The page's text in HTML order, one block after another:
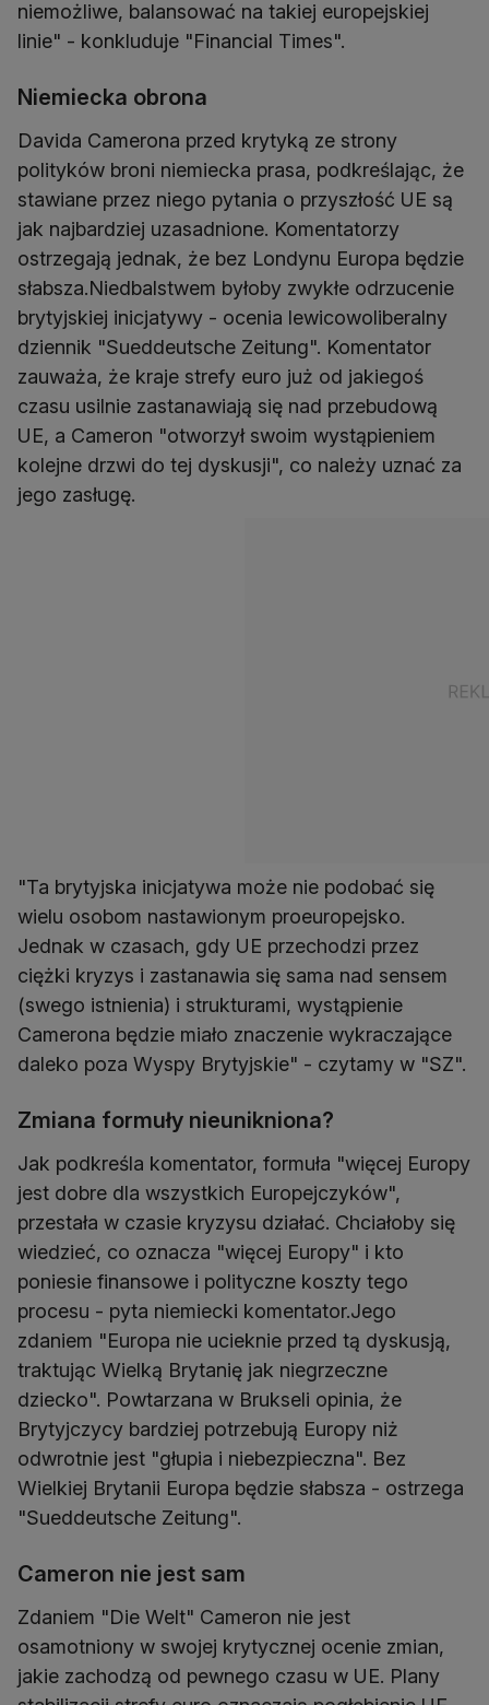
niemożliwe, balansować na takiej europejskiej
linie" - konkluduje "Financial Times".
Niemiecka obrona
Davida Camerona przed krytyką ze strony
polityków broni niemiecka prasa, podkreślając, że
stawiane przez niego pytania o przyszłość UE są
jak najbardziej uzasadnione. Komentatorzy
ostrzegają jednak, że bez Londynu Europa będzie
słabsza.Niedbalstwem byłoby zwykłe odrzucenie
brytyjskiej inicjatywy - ocenia lewicowoliberalny
dziennik "Sueddeutsche Zeitung". Komentator
zauważa, że kraje strefy euro już od jakiegoś
czasu usilnie zastanawiają się nad przebudową
UE, a Cameron "otworzył swoim wystąpieniem
kolejne drzwi do tej dyskusji", co należy uznać za
jego zasługę.
"Ta brytyjska inicjatywa może nie podobać się
wielu osobom nastawionym proeuropejsko.
Jednak w czasach, gdy UE przechodzi przez
ciężki kryzys i zastanawia się sama nad sensem
(swego istnienia) i strukturami, wystąpienie
Camerona będzie miało znaczenie wykraczające
daleko poza Wyspy Brytyjskie" - czytamy w "SZ".
Zmiana formuły nieunikniona?
Jak podkreśla komentator, formuła "więcej Europy
jest dobre dla wszystkich Europejczyków",
przestała w czasie kryzysu działać. Chciałoby się
wiedzieć, co oznacza "więcej Europy" i kto
poniesie finansowe i polityczne koszty tego
procesu - pyta niemiecki komentator.Jego
zdaniem "Europa nie ucieknie przed tą dyskusją,
traktując Wielką Brytanię jak niegrzeczne
dziecko". Powtarzana w Brukseli opinia, że
Brytyjczycy bardziej potrzebują Europy niż
odwrotnie jest "głupia i niebezpieczna". Bez
Wielkiej Brytanii Europa będzie słabsza - ostrzega
"Sueddeutsche Zeitung".
Cameron nie jest sam
Zdaniem "Die Welt" Cameron nie jest
osamotniony w swojej krytycznej ocenie zmian,
jakie zachodzą od pewnego czasu w UE. Plany